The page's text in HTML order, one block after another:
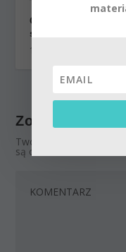
Człowiek
szczegóły.
1 października 2014
Zostaw
Twój adres email nie
są oznaczone